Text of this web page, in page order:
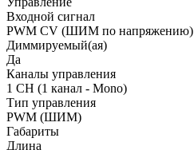
Входной сигнал
PWM СV (ШИМ по напряжению)
Диммируемый(ая)
Да
Каналы управления
1 CH (1 канал - Mono)
Тип управления
PWM (ШИМ)
Габариты
Длина